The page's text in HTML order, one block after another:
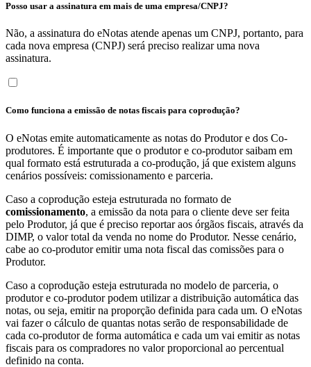
Posso usar a assinatura em mais de uma empresa/CNPJ?
Não, a assinatura do eNotas atende apenas um CNPJ, portanto, para
cada nova empresa (CNPJ) será preciso realizar uma nova
assinatura.
Como funciona a emissão de notas fiscais para coprodução?
O eNotas emite automaticamente as notas do Produtor e dos Co-
produtores. É importante que o produtor e co-produtor saibam em
qual formato está estruturada a co-produção, já que existem alguns
cenários possíveis: comissionamento e parceria.
Caso a coprodução esteja estruturada no formato de
comissionamento, a emissão da nota para o cliente deve ser feita
pelo Produtor, já que é preciso reportar aos órgãos fiscais, através da
DIMP, o valor total da venda no nome do Produtor. Nesse cenário,
cabe ao co-produtor emitir uma nota fiscal das comissões para o
Produtor.
Caso a coprodução esteja estruturada no modelo de parceria, o
produtor e co-produtor podem utilizar a distribuição automática das
notas, ou seja, emitir na proporção definida para cada um. O eNotas
vai fazer o cálculo de quantas notas serão de responsabilidade de
cada co-produtor de forma automática e cada um vai emitir as notas
fiscais para os compradores no valor proporcional ao percentual
definido na conta.